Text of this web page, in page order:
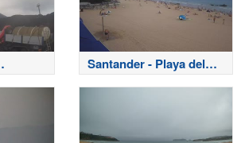
Santander - Playa del
Sardinero